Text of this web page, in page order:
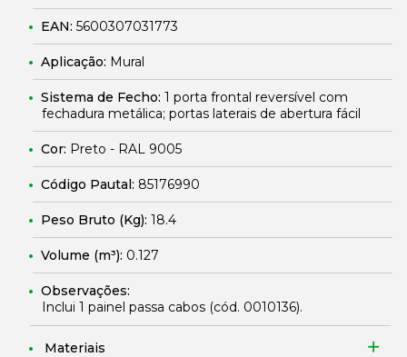
EAN: 5600307031773
Aplicação: Mural
Sistema de Fecho: 1 porta frontal reversível com
fechadura metálica; portas laterais de abertura fácil
Cor: Preto - RAL 9005
Código Pautal: 85176990
Peso Bruto (Kg): 18.4
Volume (m³): 0.127
Observações:
Inclui 1 painel passa cabos (cód. 0010136).
Materiais